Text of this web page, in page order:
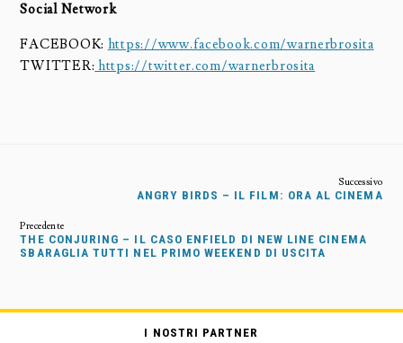
Social Network
FACEBOOK: https://www.facebook.com/warnerbrosita
TWITTER: https://twitter.com/warnerbrosita
ANGRY BIRDS – IL FILM: ORA AL CINEMA
THE CONJURING – IL CASO ENFIELD DI NEW LINE CINEMA
SBARAGLIA TUTTI NEL PRIMO WEEKEND DI USCITA
I NOSTRI PARTNER